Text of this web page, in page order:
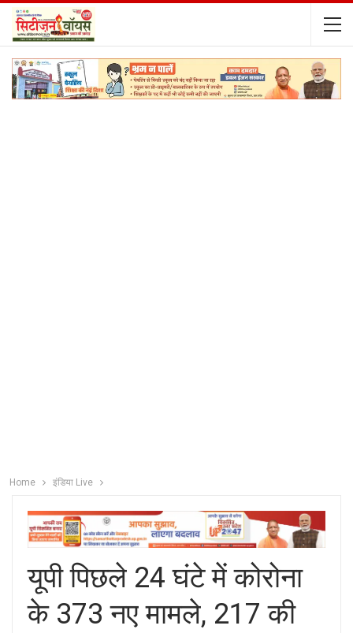
Home इंडिया Live
यूपी पिछले 24 घंटे में कोरोना
के 373 नए मामले, 217 की